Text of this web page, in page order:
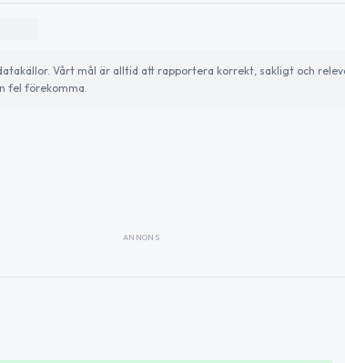
Vårt mål är alltid att rapportera korrekt, sakligt och
fel förekomma.
ANNONS